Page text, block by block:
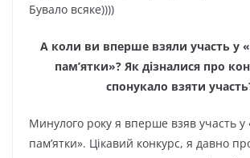
Бувало всяке))))
А коли ви вперше взяли участь у
пам’ятки»? Як дізналися про
спонукало взяти
Минулого року я вперше взяв участь у
пам’ятки». Цікавий конкурс, я давно